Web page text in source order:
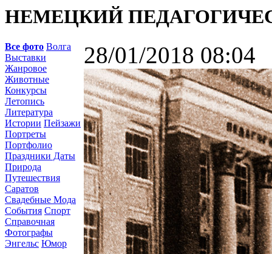
НЕМЕЦКИЙ
Все фото Волга
Выставки
Жанровое
Животные
Конкурсы
Летопись
Литература
Истории Пейзажи
Портреты
Портфолио
Праздники Даты
Природа
Путешествия
Саратов
Свадебные Мода
События Спорт
Справочная
Фотографы
Энгельс Юмор
28/01/2018 08:04